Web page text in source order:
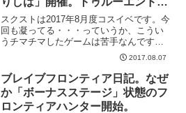
見れたっぽい。
スクストは2017年8月度コスイベです。今
回も凝ってる・・・っていうか、こうい
うチマチマしたゲームは苦手なんです
よ。苦手。コスイベ「封忌の門より出づ
りしは」月初恒例、コスイベです。今回
は「封忌の門より出づりしは」。いつも
の通り、別のチャンネ...
2017.08.07
ブレイブフロンティア日記。なぜ
か「ボーナスステージ」状態のフ
ロンティアハンター開始。